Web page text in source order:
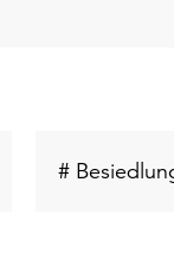
Schlüsselwort
#